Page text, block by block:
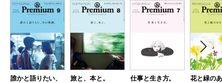
誰かと語りたい、
旅と、本と。 仕事と生き方。
花と緑の